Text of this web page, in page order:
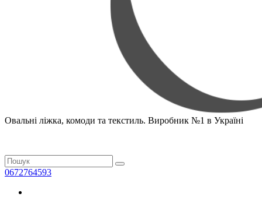
Овальні ліжка, комоди та текстиль. Виробник №1 в Україні
0672764593